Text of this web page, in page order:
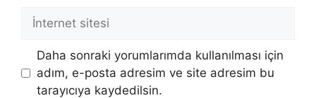
İnternet
sitesi
Daha sonraki yorumlarımda kullanılması için
adım, e-posta adresim ve site adresim bu
tarayıcıya kaydedilsin.